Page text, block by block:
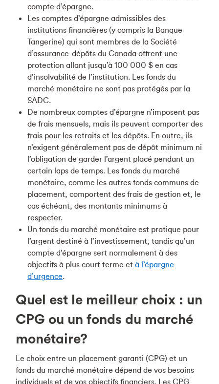
compte d’épargne.
Les comptes d’épargne admissibles des
institutions financières (y compris la Banque
Tangerine) qui sont membres de la Société
d’assurance-dépôts du Canada offrent une
protection allant jusqu’à 100 000 $ en cas
d’insolvabilité de l’institution. Les fonds du
marché monétaire ne sont pas protégés par la
SADC.
De nombreux comptes d’épargne n’imposent pas
de frais mensuels, mais ils peuvent comporter des
frais pour les retraits et les dépôts. En outre, ils
n’exigent généralement pas de dépôt minimum ni
l’obligation de garder l’argent placé pendant un
certain laps de temps. Les fonds du marché
monétaire, comme les autres fonds communs de
placement, comportent des frais de gestion et, le
cas échéant, des montants minimums à
respecter.
Un fonds du marché monétaire est pratique pour
l’argent destiné à l’investissement, tandis qu’un
compte d’épargne sert normalement à des
objectifs à plus court terme et à l’épargne
d’urgence.
Quel est le meilleur choix : un
CPG ou un fonds du marché
monétaire?
Le choix entre un placement garanti (CPG) et un
fonds du marché monétaire dépend de vos besoins
individuels et de vos objectifs financiers. Les CPG